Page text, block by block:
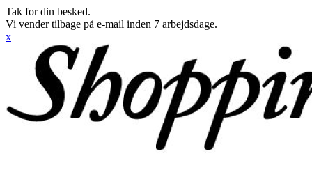
Tak for din besked.
Vi vender tilbage på e-mail inden 7 arbejdsdage.
x